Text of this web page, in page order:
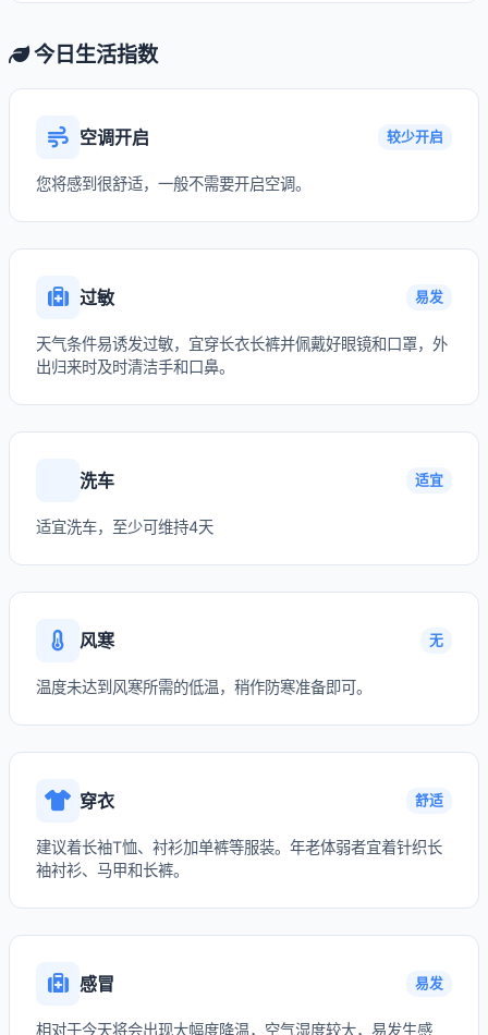
今日生活指数
空调开启 较少开启
您将感到很舒适，一般不需要开启空调。
过敏 易发
天气条件易诱发过敏，宜穿长衣长裤并佩戴好眼镜和口罩，外
出归来时及时清洁手和口鼻。
洗车 适宜
适宜洗车，至少可维持4天
风寒 无
温度未达到风寒所需的低温，稍作防寒准备即可。
穿衣 舒适
建议着长袖T恤、衬衫加单裤等服装。年老体弱者宜着针织长
袖衬衫、马甲和长裤。
感冒 易发
相对于今天将会出现大幅度降温，空气湿度较大，易发生感